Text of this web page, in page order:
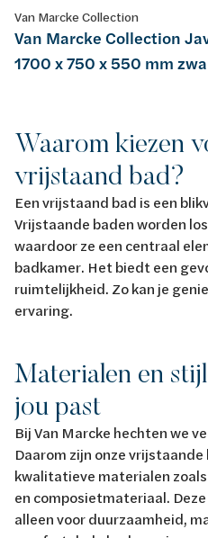
Van Marcke Collection
Van Marcke Collection
1700 x 750 x 550 mm
Waarom kiezen
vrijstaand bad?
Een vrijstaand bad is een
Vrijstaande baden worden
waardoor ze een centraal
badkamer. Het biedt een
ruimtelijkheid. Zo kan je
ervaring.
Materialen en
jou past
Bij Van Marcke hechten we
Daarom zijn onze
kwalitatieve materialen
en composietmateriaal.
alleen voor duurzaamheid,